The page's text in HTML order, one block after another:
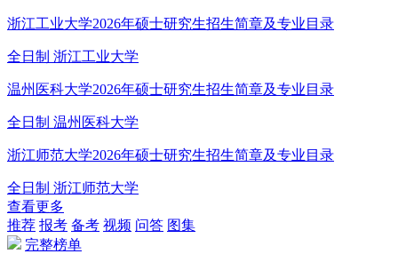
浙江工业大学2026年硕士研究生招生简章及专业目录
全日制 浙江工业大学
温州医科大学2026年硕士研究生招生简章及专业目录
全日制 温州医科大学
浙江师范大学2026年硕士研究生招生简章及专业目录
全日制 浙江师范大学
查看更多
推荐 报考 备考 视频 问答 图集
完整榜单